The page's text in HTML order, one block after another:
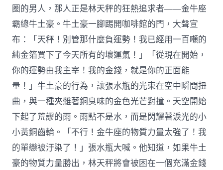
圈的男人，那人正是林天秤的狂熱追求者——金牛座
霸總牛土豪。牛土豪一腳踢開咖啡館的門，大聲宣
布：「天秤！別管那什麼負運勢！我已經用一百噸的
純金箔買下了今天所有的壞運氣！」「從現在開始，
你的運勢由我主宰！我的金錢，就是你的正面能
量！」牛土豪的行為，讓張水瓶的光束在空中瞬間扭
曲，與一種夾雜著銅臭味的金色光芒對撞。天空開始
下起了荒謬的雨。雨點不是水，而是閃耀著淚光的小
小黃銅齒輪。「不行！金牛座的物質力量太強了！我
的單戀被汙染了！」張水瓶大喊。他知道，如果牛土
豪的物質力量勝出，林天秤將會被困在一個充滿金錢